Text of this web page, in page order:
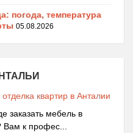
погода, температура
05.08.2026
квартир в Анталии
заказать мебель в
Вам к профес...